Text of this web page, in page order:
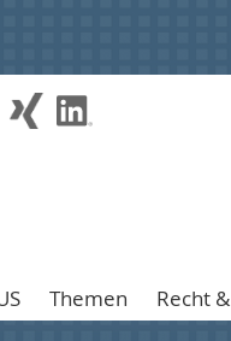
Themen Recht